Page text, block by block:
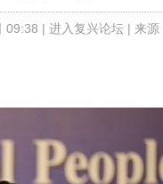
09:38 | 进入复兴论坛| 来源